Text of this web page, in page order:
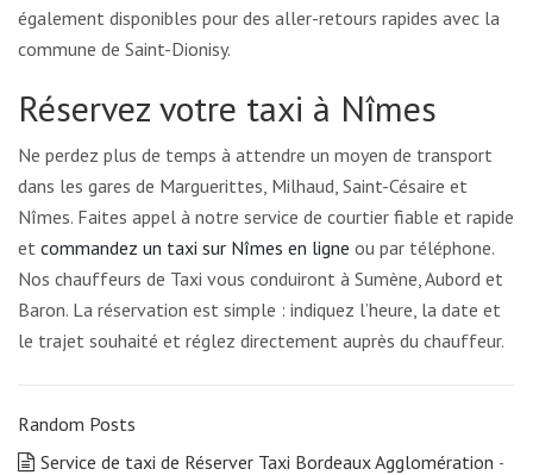
également disponibles pour des aller-retours rapides avec la
commune de Saint-Dionisy.
Réservez votre taxi à Nîmes
Ne perdez plus de temps à attendre un moyen de transport
dans les gares de Marguerittes, Milhaud, Saint-Césaire et
Nîmes. Faites appel à notre service de courtier fiable et rapide
et commandez un taxi sur Nîmes en ligne ou par téléphone.
Nos chauffeurs de Taxi vous conduiront à Sumène, Aubord et
Baron. La réservation est simple : indiquez l’heure, la date et
le trajet souhaité et réglez directement auprès du chauffeur.
Random Posts
Service de taxi de Réserver Taxi Bordeaux Agglomération -